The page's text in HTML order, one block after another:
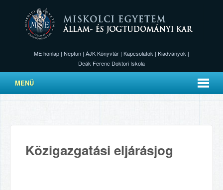
ME honlap | Neptun | ÁJK Könyvtár | Kapcsolatok | Kiadványok |
Deák Ferenc Doktori Iskola
MENÜ
Közigazgatási eljárásjog